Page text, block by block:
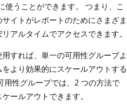
使うことができます。 つまり、こ
イトがレポートのためにさまざま
アルタイムでアクセスできます。
すれば、単一の可用性グループよ
より効果的にスケールアウトする
用性グループでは、2 つの方法で
ールアウトできます。